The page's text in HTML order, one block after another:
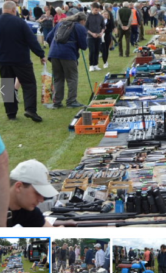
Previous